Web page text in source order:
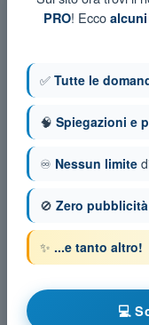
PRO! Ecco
✅ Tutte le
🧠 Spiegazioni e
♾️ Nessun limite
🚫 Zero pubblicità
✨ ...e tanto altro!
💻